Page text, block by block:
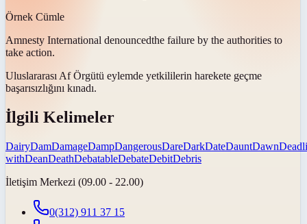
Örnek Cümle
Amnesty International denouncedthe failure by the authorities to
take action.
Uluslararası Af Örgütü eylemde yetkililerin harekete geçme
başarısızlığını kınadı.
İlgili Kelimeler
DairyDamDamageDampDangerousDareDarkDateDauntDawn
withDeanDeathDebatableDebateDebitDebris
İletişim Merkezi (09.00 - 22.00)
0(312) 911 37 15